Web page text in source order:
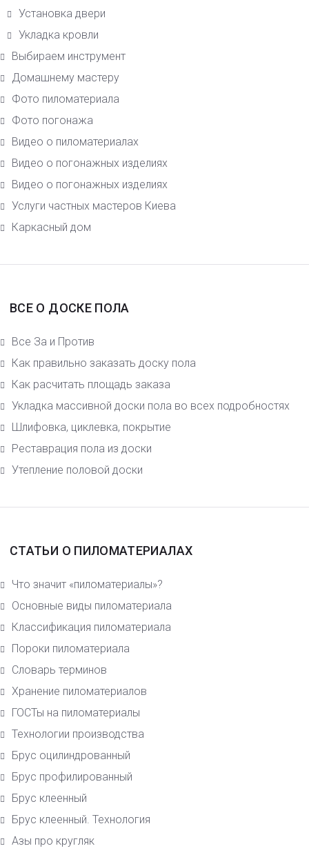
Установка двери
Укладка кровли
Выбираем инструмент
Домашнему мастеру
Фото пиломатериала
Фото погонажа
Видео о пиломатериалах
Видео о погонажных изделиях
Видео о погонажных изделиях
Услуги частных мастеров Киева
Каркасный дом
ВСЕ О ДОСКЕ ПОЛА
Все За и Против
Как правильно заказать доску пола
Как расчитать площадь заказа
Укладка массивной доски пола во всех подробностях
Шлифовка, циклевка, покрытие
Реставрация пола из доски
Утепление половой доски
СТАТЬИ О ПИЛОМАТЕРИАЛАХ
Что значит «пиломатериалы»?
Основные виды пиломатериала
Класcификация пиломатериала
Пороки пиломатериала
Словарь терминов
Хранение пиломатериалов
ГОСТы на пиломатериалы
Технологии производства
Брус оцилиндрованный
Брус профилированный
Брус клеенный
Брус клеенный. Технология
Азы про кругляк